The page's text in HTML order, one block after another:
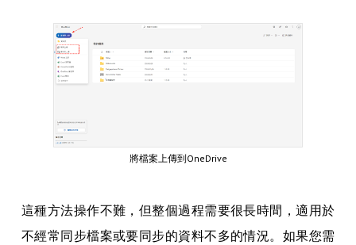
將檔案上傳到OneDrive
這種方法操作不難，但整個過程需要很長時間，適用於
不經常同步檔案或要同步的資料不多的情況。如果您需